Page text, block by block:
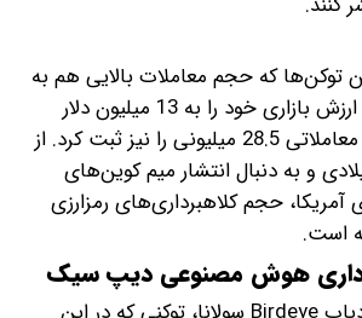
توکن‌ها که حجم معاملات بالایی هم به
دست آورد، توانست ارزش بازاری خود را به 13 میلیون دلار
برساند و رکورد حجم معاملاتی 28.5 میلیونی را نیز ثبت کرد. از
و به‌ دنبال انتشار میم کوین‌های
حجم کلاهبرداری‌های رمزارزی
است.
هوش مصنوعی دیپ سیک